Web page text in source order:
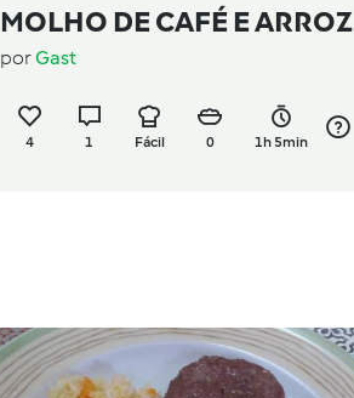
MOLHO DE CAFÉ E ARROZ
DE LIMÃO
porGast
4 1 Fácil 0 1h 5min